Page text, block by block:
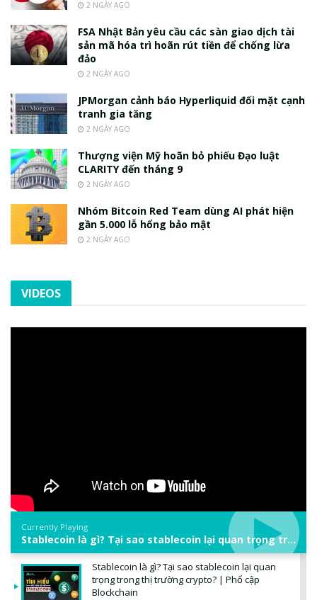
2 NGÀY AGO
FSA Nhật Bản yêu cầu các sàn giao dịch tài
sản mã hóa trì hoãn rút tiền để chống lừa
đảo
2 NGÀY AGO
JPMorgan cảnh báo Hyperliquid đối mặt cạnh
tranh gia tăng
2 NGÀY AGO
Thượng viện Mỹ hoãn bỏ phiếu Đạo luật
CLARITY đến tháng 9
2 NGÀY AGO
Nhóm Bitcoin Red Team dùng AI phát hiện
gần 5.000 lỗ hổng bảo mật
2 NGÀY AGO
VIDEOS
Currently Playing
Stablecoin là gì? Tại sao stablecoin lại quan trọng trong thị trường crypto? | Phổ cập Blockchain
Stablecoin là gì? Tại sao stablecoin lại quan
trọng trong thị trường crypto? | Phổ cập
Blockchain